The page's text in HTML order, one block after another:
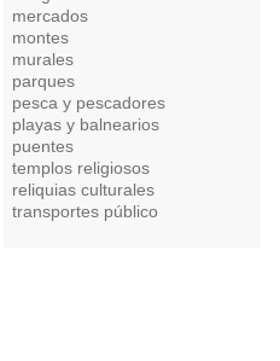
mercados
montes
murales
parques
pesca y pescadores
playas y balnearios
puentes
templos religiosos
reliquias culturales
transportes público